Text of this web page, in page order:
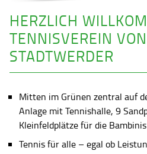
HERZLICH
TENNISVEREIN
STADTWERDER
Mitten im Grünen zentral auf
Anlage mit Tennishalle, 9
Kleinfeldplätze für die Bambinis
Tennis für alle – egal ob